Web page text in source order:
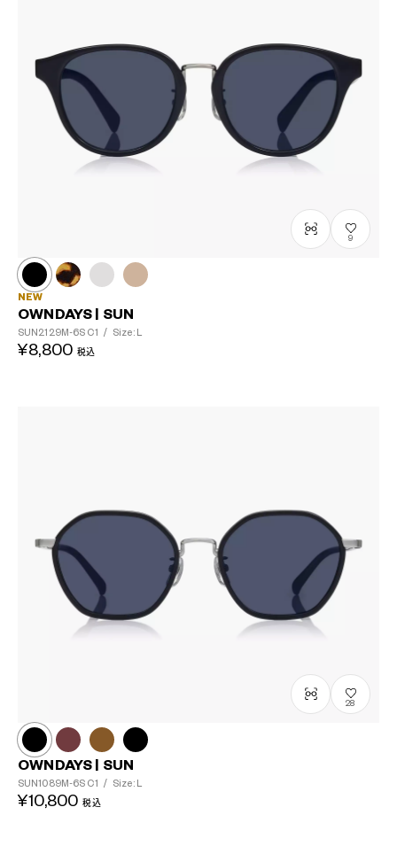
9
NEW
OWNDAYS | SUN
SUN2129M-6S C1 / Size: L
¥8,800 税込
28
OWNDAYS | SUN
SUN1089M-6S C1 / Size: L
¥10,800 税込